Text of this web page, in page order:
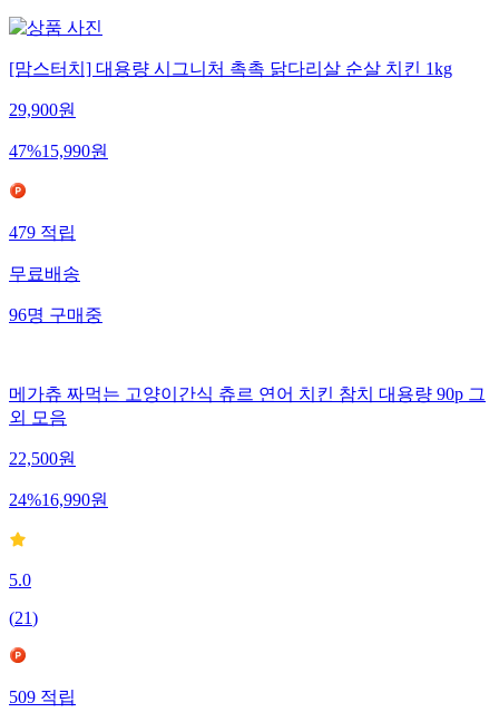
[맘스터치] 대용량 시그니처 촉촉 닭다리살 순살 치킨 1kg
29,900원
47%15,990원
479적립
무료배송
96명구매중
메가츄 짜먹는 고양이간식 츄르 연어 치킨 참치 대용량 90p 그
외 모음
22,500원
24%16,990원
5.0
(21)
509적립